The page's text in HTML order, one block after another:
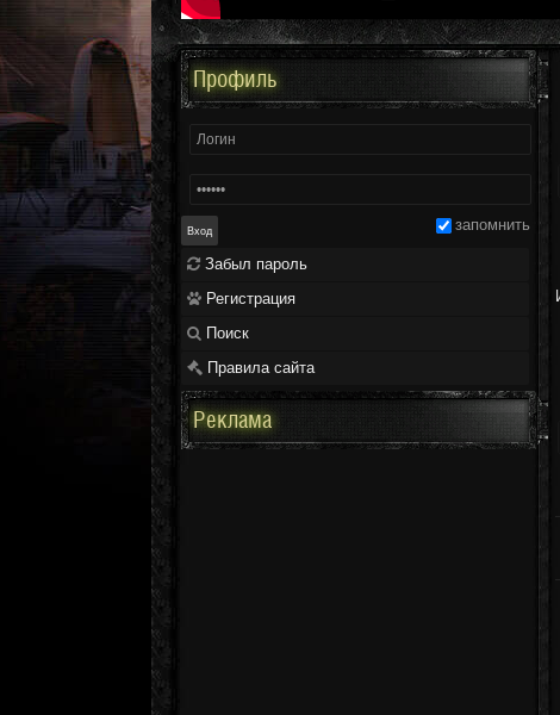
Профиль
запомнить
Забыл пароль
Регистрация
Поиск
Правила сайта
Реклама